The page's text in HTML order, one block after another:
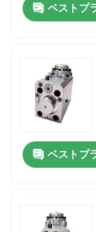
ベストプ
ベストプ